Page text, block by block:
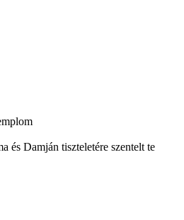
és Damján tiszteletére szentelt te